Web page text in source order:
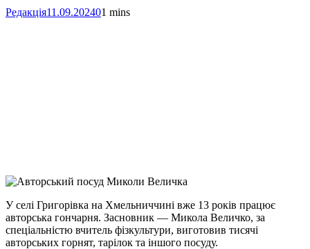
Редакція11.09.202401 mins
Link
Print
У селі Григорівка на Хмельниччині вже 13 років працює
авторська гончарня. Засновник — Микола Величко, за
спеціальністю вчитель фізкультури, виготовив тисячі
авторських горнят, тарілок та іншого посуду.